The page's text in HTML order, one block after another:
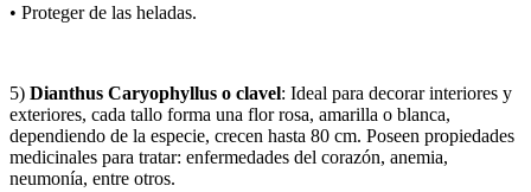
• Proteger de las heladas.
5) Dianthus Caryophyllus o clavel: Ideal para decorar interiores y
exteriores, cada tallo forma una flor rosa, amarilla o blanca,
dependiendo de la especie, crecen hasta 80 cm. Poseen propiedades
medicinales para tratar: enfermedades del corazón, anemia,
neumonía, entre otros.